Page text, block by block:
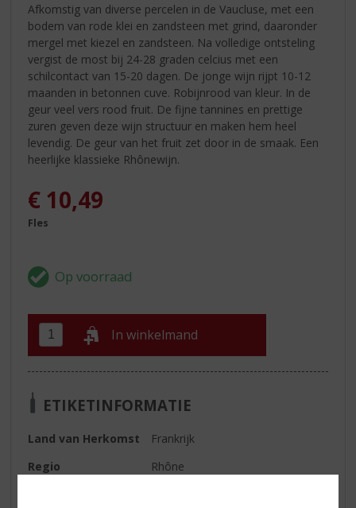
Afkomstig van diverse percelen in de Vaucluse, met een
bodem van rode klei en zandsteen met grind, daaronder
mergel met kiezel en zandsteen. Na volledige ontsteling
vergist de most bij 24-28 graden celcius met een
schilcontact van 15-20 dagen. De jonge wijn rijpt 10-12
maanden in betonnen cuve. Robijnrood van kleur. In de
geur veel vers rood fruit. De fijne tannines en prettige
zuren geven deze wijn structuur en maken hem heel
levendig. De geur van het fruit zet door in de smaak. Een
heerlijke klassieke Rhônewijn.
€ 10,49
Fles
In winkelmand
ETIKETINFORMATIE
Land van Herkomst
Frankrijk
Regio
Rhône